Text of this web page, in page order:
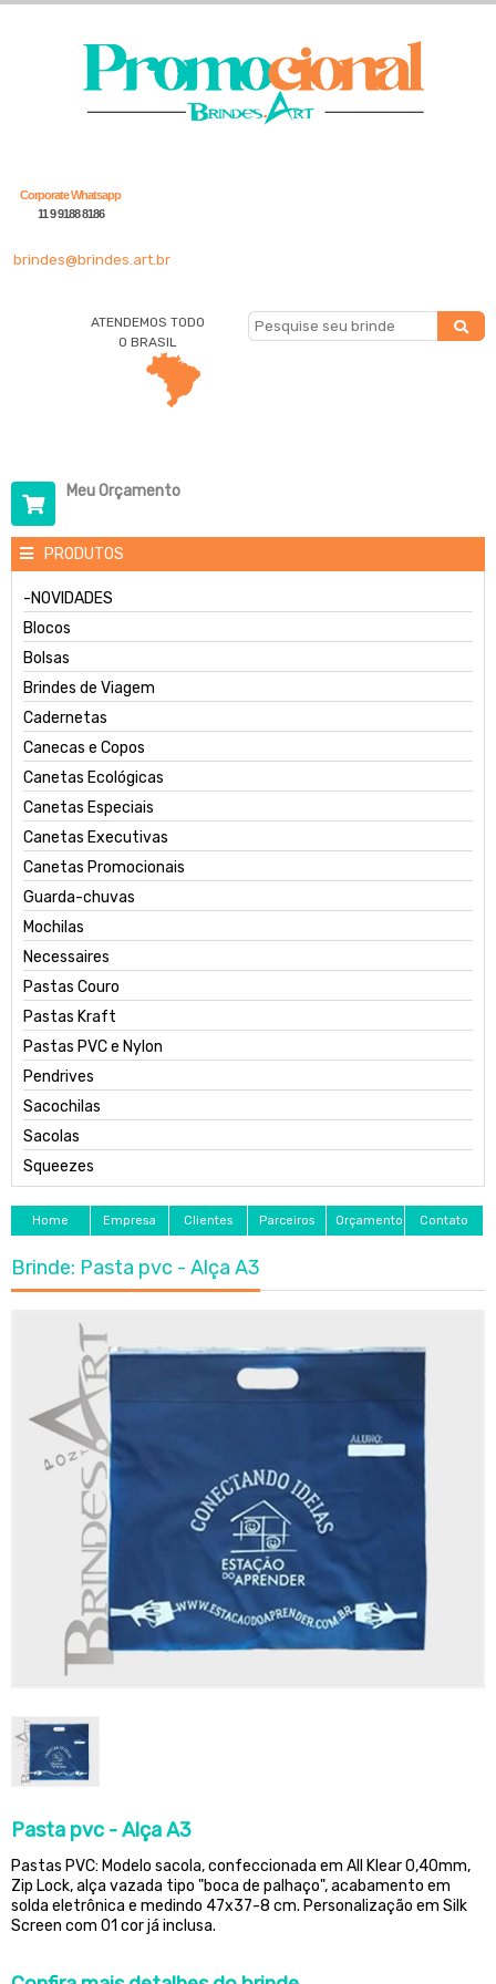
Corporate Whatsapp
11 9 9188 8186
brindes@brindes.art.br
ATENDEMOS TODO
O BRASIL
Meu Orçamento
PRODUTOS
-NOVIDADES
Blocos
Bolsas
Brindes de Viagem
Cadernetas
Canecas e Copos
Canetas Ecológicas
Canetas Especiais
Canetas Executivas
Canetas Promocionais
Guarda-chuvas
Mochilas
Necessaires
Pastas Couro
Pastas Kraft
Pastas PVC e Nylon
Pendrives
Sacochilas
Sacolas
Squeezes
Home Empresa Clientes Parceiros Orçamento Contato
Brinde: Pasta pvc - Alça A3
Pasta pvc - Alça A3
Pastas PVC: Modelo sacola, confeccionada em All Klear 0,40mm,
Zip Lock, alça vazada tipo "boca de palhaço", acabamento em
solda eletrônica e medindo 47x37-8 cm. Personalização em Silk
Screen com 01 cor já inclusa.